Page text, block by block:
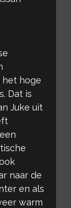
hoge
Dat is
Juke uit
naar de
en als
warm